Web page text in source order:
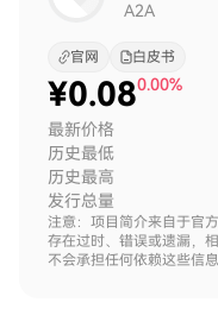
A2A
官网 白皮书
¥0.080.00%
最新价格
历史最低
历史最高
发行总量
注意：项目简介来自于官
存在过时、错误或遗漏，
不会承担任何依赖这些信